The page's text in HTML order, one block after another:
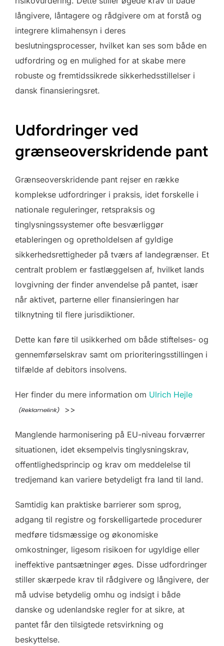
långivere, låntagere og rådgivere om at forstå og
integrere klimahensyn i deres
beslutningsprocesser, hvilket kan ses som både en
udfordring og en mulighed for at skabe mere
robuste og fremtidssikrede sikkerhedsstillelser i
dansk finansieringsret.
Udfordringer ved
grænseoverskridende pant
Grænseoverskridende pant rejser en række
komplekse udfordringer i praksis, idet forskelle i
nationale reguleringer, retspraksis og
tinglysningssystemer ofte besværliggør
etableringen og opretholdelsen af gyldige
sikkerhedsrettigheder på tværs af landegrænser. Et
centralt problem er fastlæggelsen af, hvilket lands
lovgivning der finder anvendelse på pantet, især
når aktivet, parterne eller finansieringen har
tilknytning til flere jurisdiktioner.
Dette kan føre til usikkerhed om både stiftelses- og
gennemførselskrav samt om prioriteringsstillingen i
tilfælde af debitors insolvens.
Her finder du mere information om Ulrich Hejle
>>
Manglende harmonisering på EU-niveau forværrer
situationen, idet eksempelvis tinglysningskrav,
offentlighedsprincip og krav om meddelelse til
tredjemand kan variere betydeligt fra land til land.
Samtidig kan praktiske barrierer som sprog,
adgang til registre og forskelligartede procedurer
medføre tidsmæssige og økonomiske
omkostninger, ligesom risikoen for ugyldige eller
ineffektive pantsætninger øges. Disse udfordringer
stiller skærpede krav til rådgivere og långivere, der
må udvise betydelig omhu og indsigt i både
danske og udenlandske regler for at sikre, at
pantet får den tilsigtede retsvirkning og
beskyttelse.